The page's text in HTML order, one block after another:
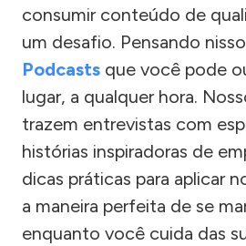
consumir conteúdo de
um desafio. Pensando
Podcasts que você pode
lugar, a qualquer hora.
trazem entrevistas com
histórias inspiradoras de
dicas práticas para aplicar
a maneira perfeita de se
enquanto você cuida das